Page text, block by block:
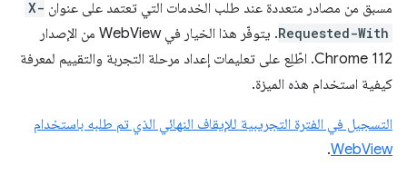
مسبق من مصادر متعددة عند طلب الخدمات التي تعتمد على عنوان X-
Requested-With
. يتوفّر هذا الخيار في WebView من الإصدار
Chrome 112. اطّلِع على تعليمات إعداد مرحلة التجربة والتقييم لمعرفة
كيفية استخدام هذه الميزة.
التسجيل في الفترة التجريبية للإيقاف النهائي الذي تم طلبه باستخدام
WebView
.